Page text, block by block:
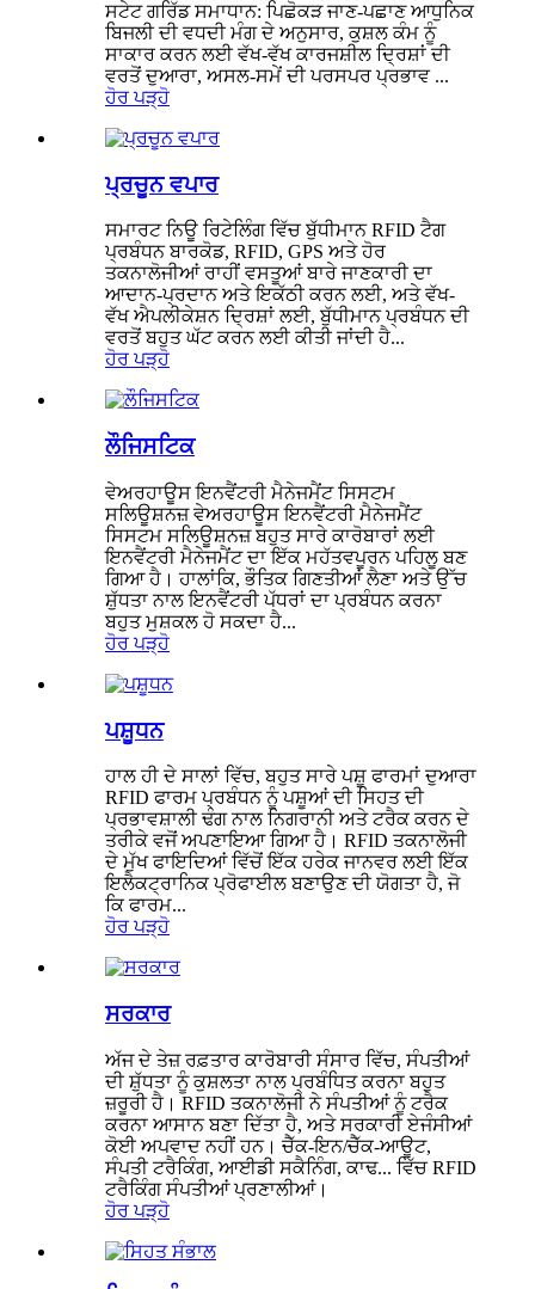
ਸਟੇਟ ਗਰਿੱਡ ਸਮਾਧਾਨ: ਪਿਛੋਕੜ ਜਾਣ-ਪਛਾਣ ਆਧੁਨਿਕ
ਬਿਜਲੀ ਦੀ ਵਧਦੀ ਮੰਗ ਦੇ ਅਨੁਸਾਰ, ਕੁਸ਼ਲ ਕੰਮ ਨੂੰ
ਸਾਕਾਰ ਕਰਨ ਲਈ ਵੱਖ-ਵੱਖ ਕਾਰਜਸ਼ੀਲ ਦ੍ਰਿਸ਼ਾਂ ਦੀ
ਵਰਤੋਂ ਦੁਆਰਾ, ਅਸਲ-ਸਮੇਂ ਦੀ ਪਰਸਪਰ ਪ੍ਰਭਾਵ ...
ਹੋਰ ਪੜ੍ਹੋ
ਪ੍ਰਚੂਨ ਵਪਾਰ
ਸਮਾਰਟ ਨਿਊ ਰਿਟੇਲਿੰਗ ਵਿੱਚ ਬੁੱਧੀਮਾਨ RFID ਟੈਗ
ਪ੍ਰਬੰਧਨ ਬਾਰਕੋਡ, RFID, GPS ਅਤੇ ਹੋਰ
ਤਕਨਾਲੋਜੀਆਂ ਰਾਹੀਂ ਵਸਤੂਆਂ ਬਾਰੇ ਜਾਣਕਾਰੀ ਦਾ
ਆਦਾਨ-ਪ੍ਰਦਾਨ ਅਤੇ ਇਕੱਠੀ ਕਰਨ ਲਈ, ਅਤੇ ਵੱਖ-
ਵੱਖ ਐਪਲੀਕੇਸ਼ਨ ਦ੍ਰਿਸ਼ਾਂ ਲਈ, ਬੁੱਧੀਮਾਨ ਪ੍ਰਬੰਧਨ ਦੀ
ਵਰਤੋਂ ਬਹੁਤ ਘੱਟ ਕਰਨ ਲਈ ਕੀਤੀ ਜਾਂਦੀ ਹੈ...
ਹੋਰ ਪੜ੍ਹੋ
ਲੌਜਿਸਟਿਕ
ਵੇਅਰਹਾਊਸ ਇਨਵੈਂਟਰੀ ਮੈਨੇਜਮੈਂਟ ਸਿਸਟਮ
ਸਲਿਊਸ਼ਨਜ਼ ਵੇਅਰਹਾਊਸ ਇਨਵੈਂਟਰੀ ਮੈਨੇਜਮੈਂਟ
ਸਿਸਟਮ ਸਲਿਊਸ਼ਨਜ਼ ਬਹੁਤ ਸਾਰੇ ਕਾਰੋਬਾਰਾਂ ਲਈ
ਇਨਵੈਂਟਰੀ ਮੈਨੇਜਮੈਂਟ ਦਾ ਇੱਕ ਮਹੱਤਵਪੂਰਨ ਪਹਿਲੂ ਬਣ
ਗਿਆ ਹੈ। ਹਾਲਾਂਕਿ, ਭੌਤਿਕ ਗਿਣਤੀਆਂ ਲੈਣਾ ਅਤੇ ਉੱਚ
ਸ਼ੁੱਧਤਾ ਨਾਲ ਇਨਵੈਂਟਰੀ ਪੱਧਰਾਂ ਦਾ ਪ੍ਰਬੰਧਨ ਕਰਨਾ
ਬਹੁਤ ਮੁਸ਼ਕਲ ਹੋ ਸਕਦਾ ਹੈ...
ਹੋਰ ਪੜ੍ਹੋ
ਪਸ਼ੂਧਨ
ਹਾਲ ਹੀ ਦੇ ਸਾਲਾਂ ਵਿੱਚ, ਬਹੁਤ ਸਾਰੇ ਪਸ਼ੂ ਫਾਰਮਾਂ ਦੁਆਰਾ
RFID ਫਾਰਮ ਪ੍ਰਬੰਧਨ ਨੂੰ ਪਸ਼ੂਆਂ ਦੀ ਸਿਹਤ ਦੀ
ਪ੍ਰਭਾਵਸ਼ਾਲੀ ਢੰਗ ਨਾਲ ਨਿਗਰਾਨੀ ਅਤੇ ਟਰੈਕ ਕਰਨ ਦੇ
ਤਰੀਕੇ ਵਜੋਂ ਅਪਣਾਇਆ ਗਿਆ ਹੈ। RFID ਤਕਨਾਲੋਜੀ
ਦੇ ਮੁੱਖ ਫਾਇਦਿਆਂ ਵਿੱਚੋਂ ਇੱਕ ਹਰੇਕ ਜਾਨਵਰ ਲਈ ਇੱਕ
ਇਲੈਕਟ੍ਰਾਨਿਕ ਪ੍ਰੋਫਾਈਲ ਬਣਾਉਣ ਦੀ ਯੋਗਤਾ ਹੈ, ਜੋ
ਕਿ ਫਾਰਮ...
ਹੋਰ ਪੜ੍ਹੋ
ਸਰਕਾਰ
ਅੱਜ ਦੇ ਤੇਜ਼ ਰਫ਼ਤਾਰ ਕਾਰੋਬਾਰੀ ਸੰਸਾਰ ਵਿੱਚ, ਸੰਪਤੀਆਂ
ਦੀ ਸ਼ੁੱਧਤਾ ਨੂੰ ਕੁਸ਼ਲਤਾ ਨਾਲ ਪ੍ਰਬੰਧਿਤ ਕਰਨਾ ਬਹੁਤ
ਜ਼ਰੂਰੀ ਹੈ। RFID ਤਕਨਾਲੋਜੀ ਨੇ ਸੰਪਤੀਆਂ ਨੂੰ ਟਰੈਕ
ਕਰਨਾ ਆਸਾਨ ਬਣਾ ਦਿੱਤਾ ਹੈ, ਅਤੇ ਸਰਕਾਰੀ ਏਜੰਸੀਆਂ
ਕੋਈ ਅਪਵਾਦ ਨਹੀਂ ਹਨ। ਚੈੱਕ-ਇਨ/ਚੈੱਕ-ਆਊਟ,
ਸੰਪਤੀ ਟਰੈਕਿੰਗ, ਆਈਡੀ ਸਕੈਨਿੰਗ, ਕਾਢ... ਵਿੱਚ RFID
ਟਰੈਕਿੰਗ ਸੰਪਤੀਆਂ ਪ੍ਰਣਾਲੀਆਂ।
ਹੋਰ ਪੜ੍ਹੋ